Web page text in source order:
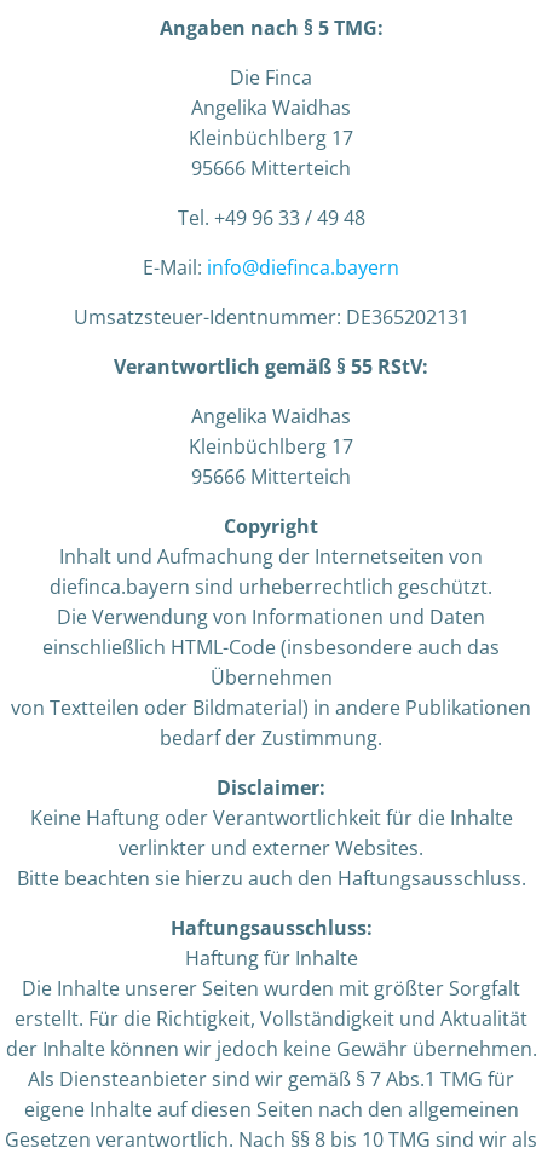
Angaben nach § 5 TMG:
Die Finca
Angelika Waidhas
Kleinbüchlberg 17
95666 Mitterteich
Tel. +49 96 33 / 49 48
E-Mail: info@diefinca.bayern
Umsatzsteuer-Identnummer: DE365202131
Verantwortlich gemäß § 55 RStV:
Angelika Waidhas
Kleinbüchlberg 17
95666 Mitterteich
Copyright
Inhalt und Aufmachung der Internetseiten von
diefinca.bayern sind urheberrechtlich geschützt.
Die Verwendung von Informationen und Daten
einschließlich HTML-Code (insbesondere auch das
Übernehmen
von Textteilen oder Bildmaterial) in andere Publikationen
bedarf der Zustimmung.
Disclaimer:
Keine Haftung oder Verantwortlichkeit für die Inhalte
verlinkter und externer Websites.
Bitte beachten sie hierzu auch den Haftungsausschluss.
Haftungsausschluss:
Haftung für Inhalte
Die Inhalte unserer Seiten wurden mit größter Sorgfalt
erstellt. Für die Richtigkeit, Vollständigkeit und Aktualität
der Inhalte können wir jedoch keine Gewähr übernehmen.
Als Diensteanbieter sind wir gemäß § 7 Abs.1 TMG für
eigene Inhalte auf diesen Seiten nach den allgemeinen
Gesetzen verantwortlich. Nach §§ 8 bis 10 TMG sind wir als